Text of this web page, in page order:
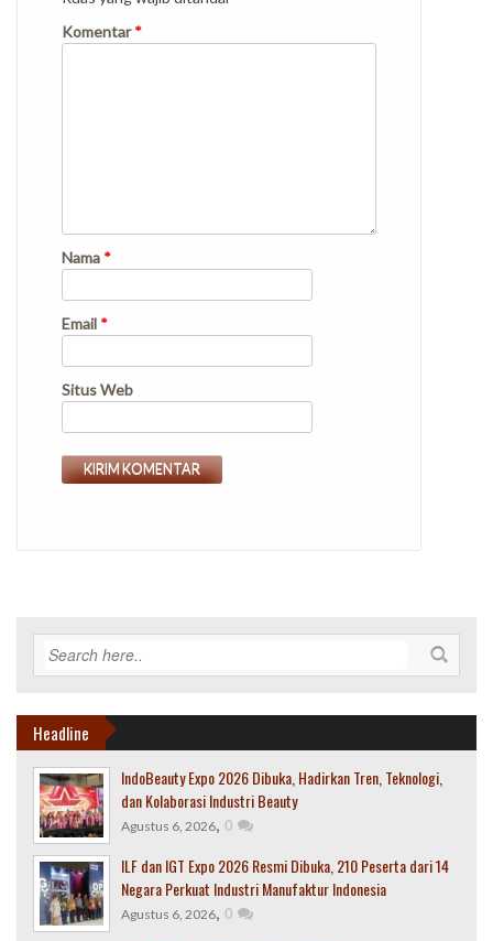
Komentar*
Nama *
Email *
Situs Web
Headline
IndoBeauty Expo 2026 Dibuka, Hadirkan Tren, Teknologi,
dan Kolaborasi Industri Beauty
Agustus 6, 2026, 0
ILF dan IGT Expo 2026 Resmi Dibuka, 210 Peserta dari 14
Negara Perkuat Industri Manufaktur Indonesia
Agustus 6, 2026, 0